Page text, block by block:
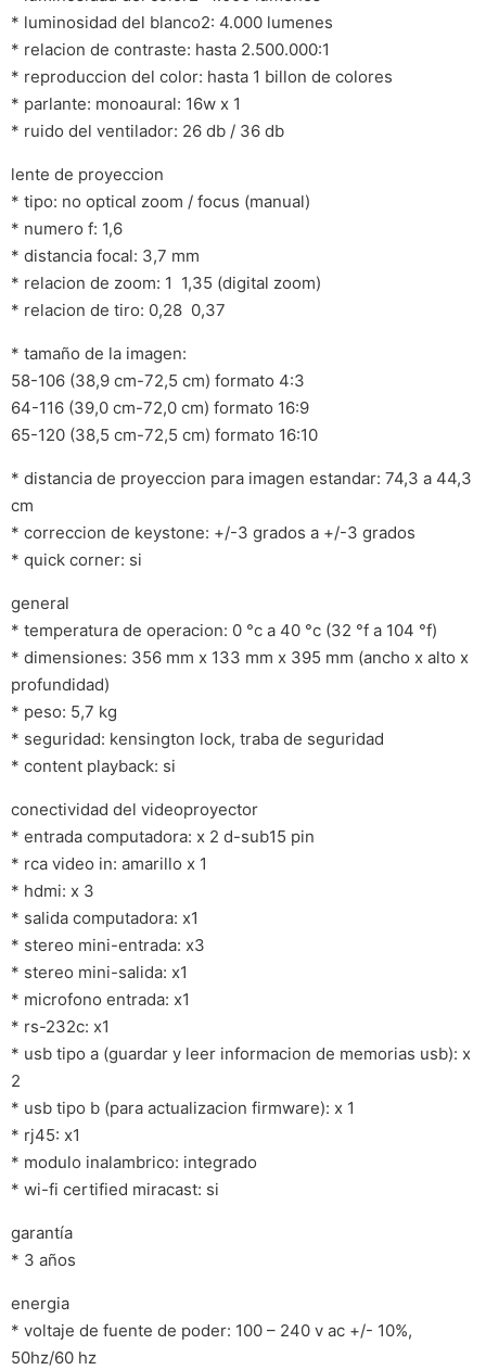
* luminosidad del blanco2: 4.000 lumenes
* relacion de contraste: hasta 2.500.000:1
* reproduccion del color: hasta 1 billon de colores
* parlante: monoaural: 16w x 1
* ruido del ventilador: 26 db / 36 db
lente de proyeccion
* tipo: no optical zoom / focus (manual)
* numero f: 1,6
* distancia focal: 3,7 mm
* relacion de zoom: 1  1,35 (digital zoom)
* relacion de tiro: 0,28  0,37
* tamaño de la imagen:
58-106 (38,9 cm-72,5 cm) formato 4:3
64-116 (39,0 cm-72,0 cm) formato 16:9
65-120 (38,5 cm-72,5 cm) formato 16:10
* distancia de proyeccion para imagen estandar: 74,3 a 44,3
cm
* correccion de keystone: +/-3 grados a +/-3 grados
* quick corner: si
general
* temperatura de operacion: 0 °c a 40 °c (32 °f a 104 °f)
* dimensiones: 356 mm x 133 mm x 395 mm (ancho x alto x
profundidad)
* peso: 5,7 kg
* seguridad: kensington lock, traba de seguridad
* content playback: si
conectividad del videoproyector
* entrada computadora: x 2 d-sub15 pin
* rca video in: amarillo x 1
* hdmi: x 3
* salida computadora: x1
* stereo mini-entrada: x3
* stereo mini-salida: x1
* microfono entrada: x1
* rs-232c: x1
* usb tipo a (guardar y leer informacion de memorias usb): x
2
* usb tipo b (para actualizacion firmware): x 1
* rj45: x1
* modulo inalambrico: integrado
* wi-fi certified miracast: si
garantía
* 3 años
energia
* voltaje de fuente de poder: 100 – 240 v ac +/- 10%,
50hz/60 hz